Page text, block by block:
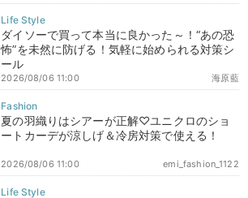
ダイソーで買って本当に良かった～！“あの恐
怖”を未然に防げる！気軽に始められる対策シ
ール
海原藍
2026/08/06 11:00
夏の羽織りはシアーが正解♡ユニクロのショ
ートカーデが涼しげ＆冷房対策で使える！
emi_fashion_1122
2026/08/06 11:00